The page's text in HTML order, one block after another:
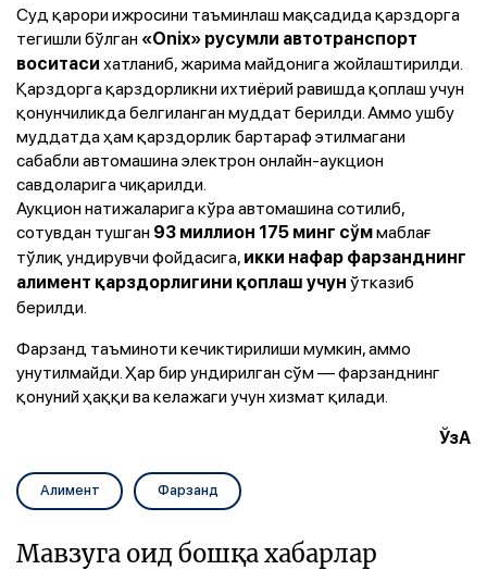
Суд қарори ижросини таъминлаш мақсадида қарздорга
тегишли бўлган «Onix» русумли автотранспорт
воситаси хатланиб, жарима майдонига жойлаштирилди.
Қарздорга қарздорликни ихтиёрий равишда қоплаш учун
қонунчиликда белгиланган муддат берилди. Аммо ушбу
муддатда ҳам қарздорлик бартараф этилмагани
сабабли автомашина электрон онлайн-аукцион
савдоларига чиқарилди.
Аукцион натижаларига кўра автомашина сотилиб,
сотувдан тушган 93 миллион 175 минг сўммаблағ
тўлиқ ундирувчи фойдасига, икки нафар фарзанднинг
алимент қарздорлигини қоплаш учун ўтказиб
берилди.
Фарзанд таъминоти кечиктирилиши мумкин, аммо
унутилмайди. Ҳар бир ундирилган сўм — фарзанднинг
қонуний ҳаққи ва келажаги учун хизмат қилади.
ЎзА
Алимент Фарзанд
Мавзуга оид бошқа хабарлар